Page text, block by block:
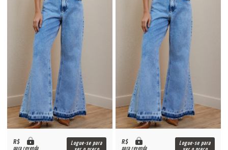
R$
para revenda
Logue-se para
R$
para revenda
Logue-se para